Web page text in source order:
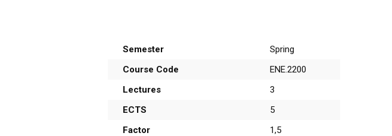
Semester
Spring
Course Code
ΕΝΕ.2200
Lectures
3
ECTS
5
Factor
1,5